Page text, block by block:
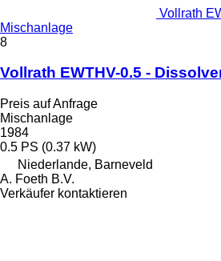
Vollrath
Mischanlage
8
Vollrath EWTHV-0.5 -
Preis auf Anfrage
Mischanlage
1984
0.5 PS (0.37 kW)
Niederlande, Barneveld
A. Foeth B.V.
Verkäufer kontaktieren